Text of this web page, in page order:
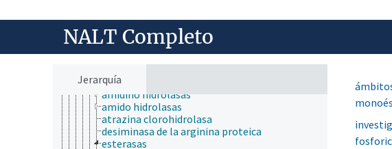
NALT Completo
Jerarquía
enzimas microbianas
enzimas termoestables
hidrolasas
1-aminociclopropano-1-carboxilato
ácido anhídrido hidrolasas
amidino hidrolasas
amido hidrolasas
atrazina clorohidrolasa
desiminasa de la arginina proteica
esterasas